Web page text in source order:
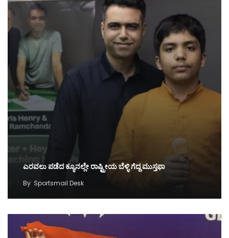
ಎರವಲು ಪಡೆದ ಕ್ಯೂನಲ್ಲೇ ರಾಷ್ಟ್ರೀಯ ಬೆಳ್ಳಿ ಗೆದ್ದ ಮುಸ್ತಫಾ
By Sportsmail Desk